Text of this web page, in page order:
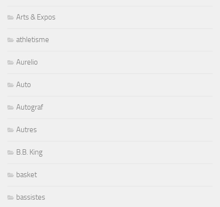
Arts & Expos
athletisme
Aurelio
Auto
Autograf
Autres
B.B. King
basket
bassistes